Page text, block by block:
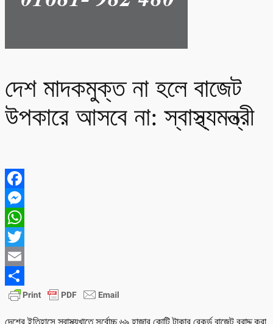
দেশ মাদকমুক্ত না হলে বাজেট
উপকারে আসবে না: স্বাস্থ্যমন্ত্রী
Facebook
Messenger
WhatsApp
Twitter
Email
Share
দেশের ইতিহাসে স্বাস্থ্যখাতে সর্বোচ্চ ৬৯ হাজার কোটি টাকার রেকর্ড বাজেট বরাদ্দ করা